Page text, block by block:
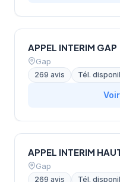
APPEL INTERIM GAP
Gap
269 avis Tél.
APPEL INTERIM
Gap
269 avis Tél.